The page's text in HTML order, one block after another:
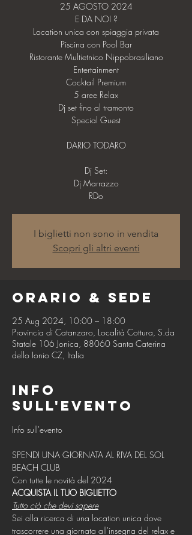
25 AGOSTO 2024
E DA NOI ?
Location unica con spiaggia privata
Piscina con Pool Bar
Ristorante Multietnico Nippobrasiliano
Entertainment
Cocktail Premium
5 aree Relax
Dj set fino al tramonto
Special Guest
DARIO TODARO
Dj Set:
Dj Marrazzo
I biglietti non sono in vendita
Scopri gli altri eventi
Orario & Sede
25 Aug 2024, 10:00 – 18:00
Provincia di Catanzaro, Località Cottura, S.da
Statale 106 Jonica, 88060 Santa Caterina
dello Ionio CZ, Italia
Info
sull'evento
SPENDI UNA GIORNATA AL RIVA DEL SOL
BEACH CLUB
Con tutte le novità del 2024
ACQUISTA IL TUO BIGLIETTO
Tutto ciò che devi sapere
Sei alla ricerca di una location unica dove
trascorrere una giornata all'insegna del relax e